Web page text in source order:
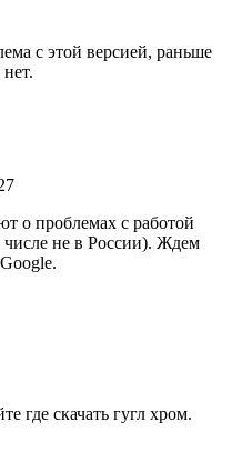
с этой версией, раньше
о проблемах с работой
числе не в России). Ждем
где скачать гугл хром.